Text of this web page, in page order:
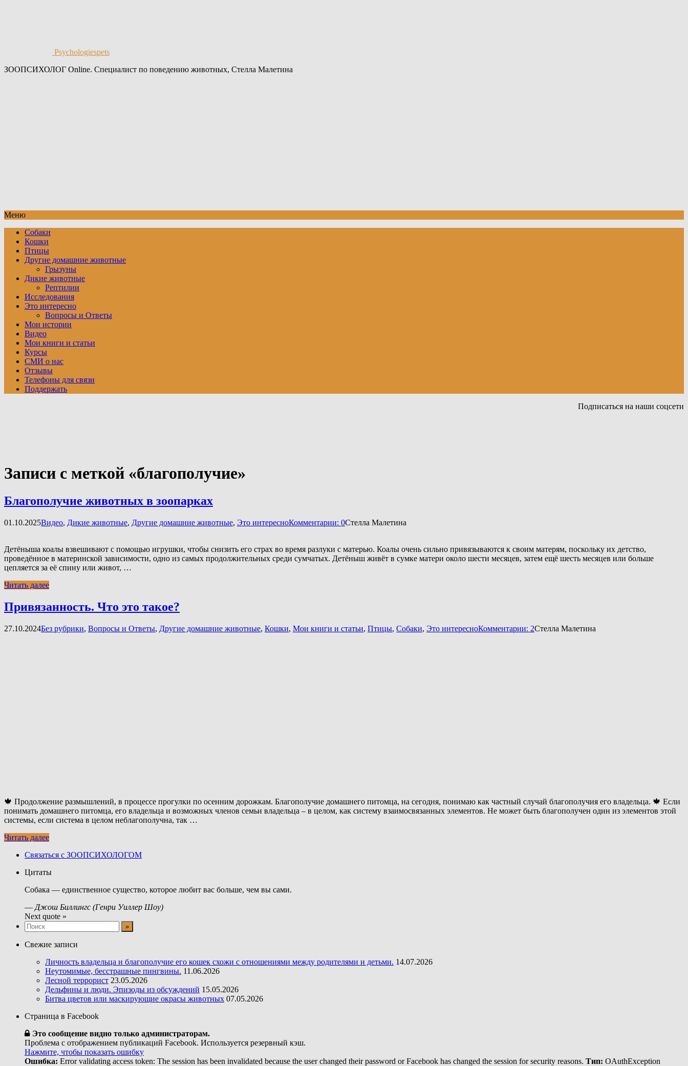
Psychologiespets
ЗООПСИХОЛОГ Online. Специалист по поведению животных, Стелла Малетина
Меню
Собаки
Кошки
Птицы
Другие домашние животные
Грызуны
Дикие животные
Рептилии
Исследования
Это интересно
Вопросы и Ответы
Мои истории
Видео
Мои книги и статьи
Курсы
СМИ о нас
Отзывы
Телефоны для связи
Поддержать
Подписаться на наши соцсети
Записи с меткой «благополучие»
Благополучие животных в зоопарках
01.10.2025Видео, Дикие животные, Другие домашние животные, Это интересноКомментарии: 0Стелла Малетина
Детёныша коалы взвешивают с помощью игрушки, чтобы снизить его страх во время разлуки с матерью. Коалы очень сильно привязываются к своим матерям, поскольку их детство,
проведённое в материнской зависимости, одно из самых продолжительных среди сумчатых. Детёныш живёт в сумке матери около шести месяцев, затем ещё шесть месяцев или больше
цепляется за её спину или живот, …
Читать далее
Привязанность. Что это такое?
27.10.2024Без рубрики, Вопросы и Ответы, Другие домашние животные, Кошки, Мои книги и статьи, Птицы, Собаки, Это интересноКомментарии: 2Стелла Малетина
🍁 Продолжение размышлений, в процессе прогулки по осенним дорожкам. Благополучие домашнего питомца, на сегодня, понимаю как частный случай благополучия его владельца. 🍁 Если
понимать домашнего питомца, его владельца и возможных членов семьи владельца – в целом, как систему взаимосвязанных элементов. Не может быть благополучен один из элементов этой
системы, если система в целом неблагополучна, так …
Читать далее
Связаться с ЗООПСИХОЛОГОМ
Цитаты
Собака — единственное существо, которое любит вас больше, чем вы сами.
— Джош Биллингс (Генри Уиллер Шоу)
Next quote »
Свежие записи
Личность владельца и благополучие его кошек схожи с отношениями между родителями и детьми. 14.07.2026
Неутомимые, бесстрашные пингвины. 11.06.2026
Лесной террорист 23.05.2026
Дельфины и люди. Эпизоды из обсуждений 15.05.2026
Битва цветов или маскирующие окрасы животных 07.05.2026
Страница в Facebook
Это сообщение видно только администраторам.
Проблема с отображением публикаций Facebook. Используется резервный кэш.
Нажмите, чтобы показать ошибку
Ошибка: Error validating access token: The session has been invalidated because the user changed their password or Facebook has changed the session for security reasons. Тип: OAuthException